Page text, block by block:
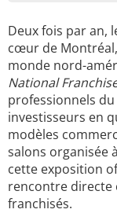
Deux fois par an,
cœur de
monde nord-
National
professionnels
investisseurs en
modèles
salons organisée
cette exposition
rencontre directe
franchisés.